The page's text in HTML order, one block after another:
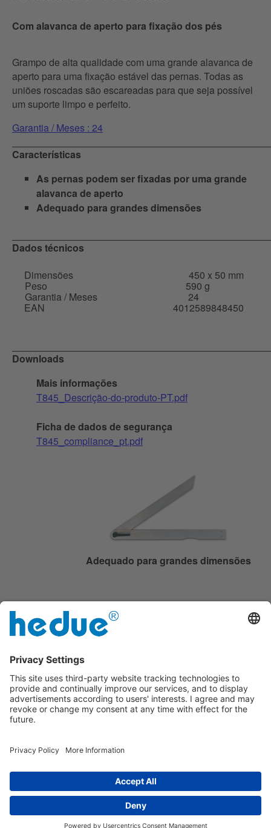
Com alavanca de aperto para fixação dos pés
Grampo de alta qualidade com uma grande alavanca de
aperto para uma fixação estável das pernas. Todas as
uniões roscadas são escareadas para que seja possível
um suporte limpo e perfeito.
Garantia / Meses : 24
Características
As pernas podem ser fixadas por uma grande
alavanca de aperto
Adequado para grandes dimensões
Dados técnicos
Dimensões
450 x 50 mm
Peso 590 g
Garantia / Meses 24
EAN 4012589848450
Downloads
Mais informações
T845_Descrição-do-produto-PT.pdf
Ficha de dados de segurança
T845_compliance_pt.pdf
Adequado para grandes dimensões
As pernas podem ser fixadas por uma
grande alavanca de aperto
sobre nós|Política de privacidade